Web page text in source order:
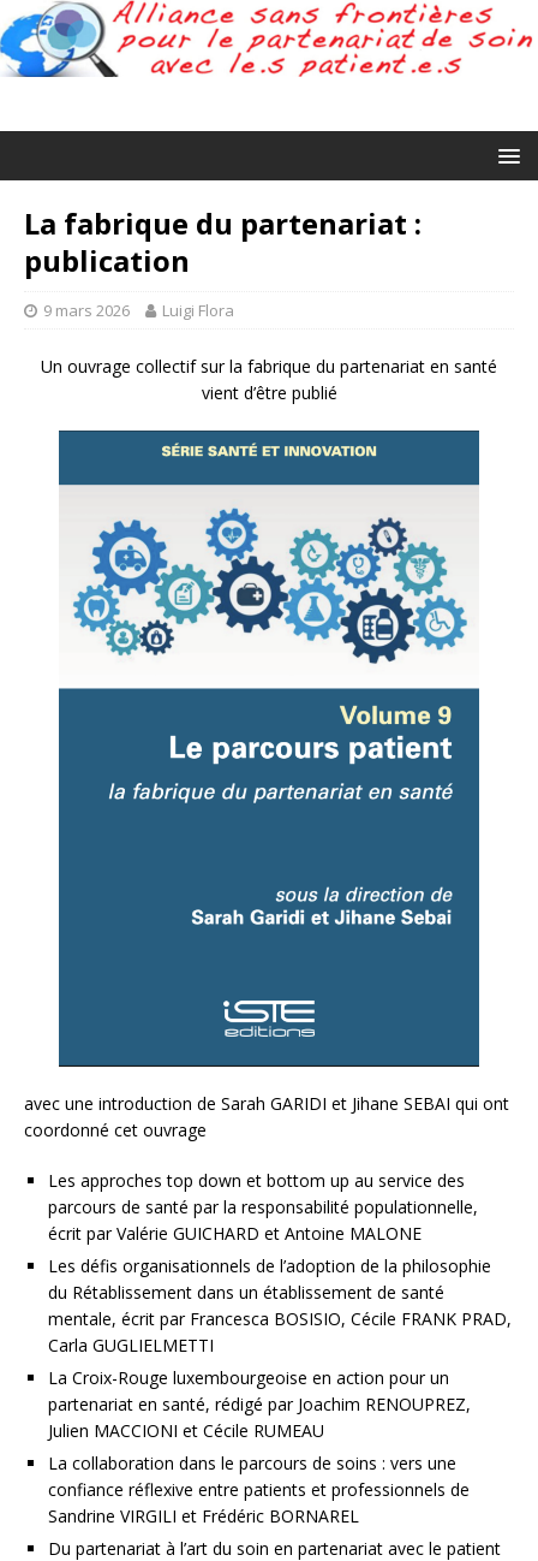
La fabrique du partenariat :
publication
9 mars 2026 Luigi Flora
Un ouvrage collectif sur la fabrique du partenariat en santé
vient d’être publié
avec une introduction de Sarah GARIDI et Jihane SEBAI qui ont
coordonné cet ouvrage
Les approches top down et bottom up au service des
parcours de santé par la responsabilité populationnelle,
écrit par Valérie GUICHARD et Antoine MALONE
Les défis organisationnels de l’adoption de la philosophie
du Rétablissement dans un établissement de santé
mentale, écrit par Francesca BOSISIO, Cécile FRANK PRAD,
Carla GUGLIELMETTI
La Croix-Rouge luxembourgeoise en action pour un
partenariat en santé, rédigé par Joachim RENOUPREZ,
Julien MACCIONI et Cécile RUMEAU
La collaboration dans le parcours de soins : vers une
confiance réflexive entre patients et professionnels de
Sandrine VIRGILI et Frédéric BORNAREL
Du partenariat à l’art du soin en partenariat avec le patient